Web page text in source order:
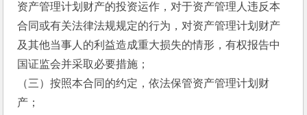
资产管理计划财产的投资运作，对于资产管理人违反本
合同或有关法律法规规定的行为，对资产管理计划财产
及其他当事人的利益造成重大损失的情形，有权报告中
国证监会并采取必要措施；
（三）按照本合同的约定，依法保管资产管理计划财
产；